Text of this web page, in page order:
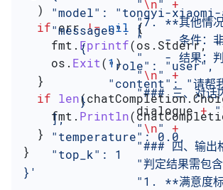
                "
\n"
+
"7. **其他情
"   - 条件：非
"   - 结果：判
                "
\n"
+
"### 三、对话
                dialogue
+ "
                "
\n"
+
"### 四、输出
"判定结果需包含
"1. **满意度标
  )
  if
err != nil {
    fmt
. Fprintf(os . Stderr, "
    os
. Exit(1 )
  }
  if
len(chatCompletion.
    fmt
. Println(
  }
}
"model": "tongyi-
    "messages": [
        {
            "role": "user",
"content": "请帮我提
        }
    ],
    "temperature": 0.0,
    "top_k": 1
}'